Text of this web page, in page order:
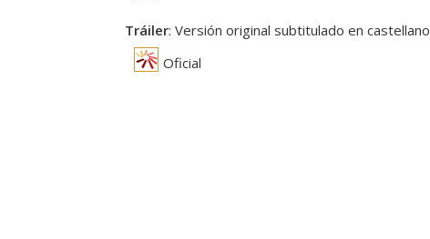
Tráiler: Versión original subtitulado en castellano
Oficial